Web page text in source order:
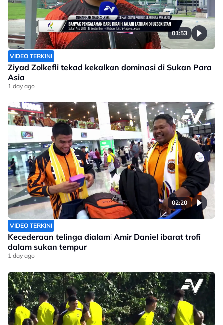
01:53
VIDEO TERKINI
Ziyad Zolkefli tekad kekalkan dominasi di Sukan Para
Asia
1 day ago
02:20
VIDEO TERKINI
Kecederaan telinga dialami Amir Daniel ibarat trofi
dalam sukan tempur
1 day ago